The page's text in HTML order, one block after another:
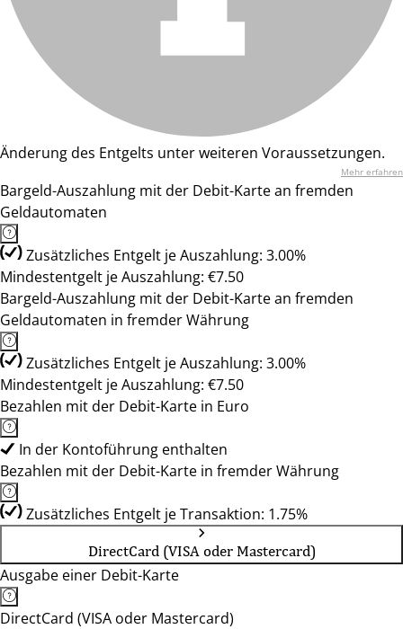
Änderung des Entgelts unter weiteren Voraussetzungen.
Mehr erfahren
Bargeld-Auszahlung mit der Debit-Karte an fremden
Geldautomaten
Zusätzliches Entgelt je Auszahlung: 3.00%
Mindestentgelt je Auszahlung: €7.50
Bargeld-Auszahlung mit der Debit-Karte an fremden
Geldautomaten in fremder Währung
Zusätzliches Entgelt je Auszahlung: 3.00%
Mindestentgelt je Auszahlung: €7.50
Bezahlen mit der Debit-Karte in Euro
In der Kontoführung enthalten
Bezahlen mit der Debit-Karte in fremder Währung
Zusätzliches Entgelt je Transaktion: 1.75%
DirectCard (VISA oder Mastercard)
Ausgabe einer Debit-Karte
DirectCard (VISA oder Mastercard)